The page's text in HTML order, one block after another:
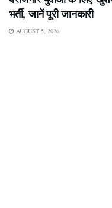
भर्ती, जानें पूरी जानकारी
AUGUST 5, 2026